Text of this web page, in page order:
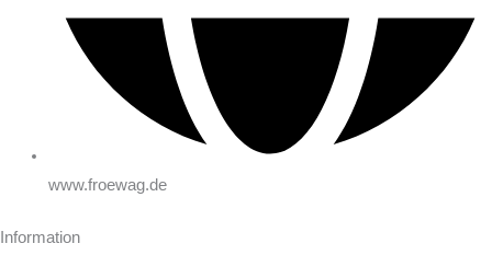
www.froewag.de
Information